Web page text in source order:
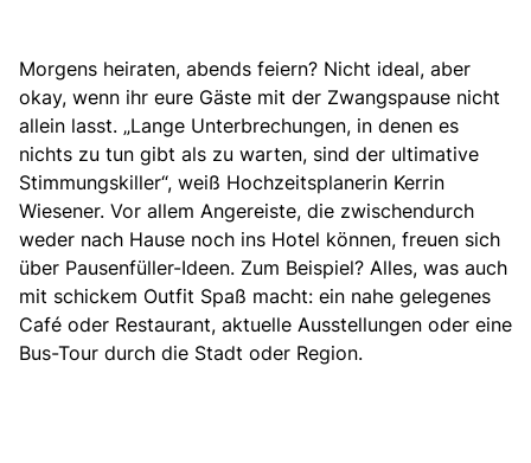
Morgens heiraten, abends feiern? Nicht ideal, aber
okay, wenn ihr eure Gäste mit der Zwangspause nicht
allein lasst. „Lange Unterbrechungen, in denen es
nichts zu tun gibt als zu warten, sind der ultimative
Stimmungskiller“, weiß Hochzeitsplanerin Kerrin
Wiesener. Vor allem Angereiste, die zwischendurch
weder nach Hause noch ins Hotel können, freuen sich
über Pausenfüller-Ideen. Zum Beispiel? Alles, was auch
mit schickem Outfit Spaß macht: ein nahe gelegenes
Café oder Restaurant, aktuelle Ausstellungen oder eine
Bus-Tour durch die Stadt oder Region.